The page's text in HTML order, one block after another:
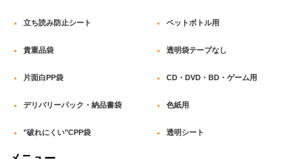
OPP袋 テープなし_#25
OPP袋 テープなし_#30
OPP袋 テープなし_#40
OPP袋 テープなし_#50
OPP袋 テープなし_#60
立ち読み防止シート ペットボトル用
貴重品袋 透明袋テープなし
片面白PP袋 CD・DVD・BD・ゲーム用
デリバリーパック・納品書袋 色紙用
"破れにくい"CPP袋 透明シート